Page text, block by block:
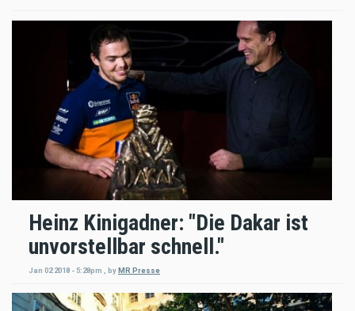
Heinz Kinigadner: "Die Dakar ist
unvorstellbar schnell."
Jan 02 2018 - 5:28pm byMR Presse